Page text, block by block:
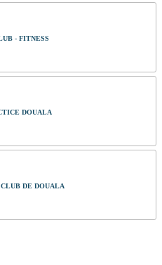
- FITNESS
DOUALA
DE DOUALA